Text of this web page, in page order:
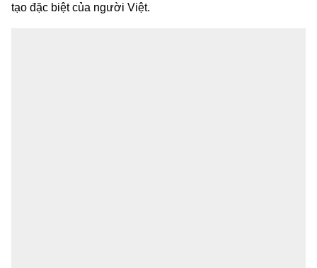
tạo đặc biệt của người Việt.